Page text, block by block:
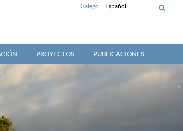
Galego Español
PROYECTOS PUBLICACIONES